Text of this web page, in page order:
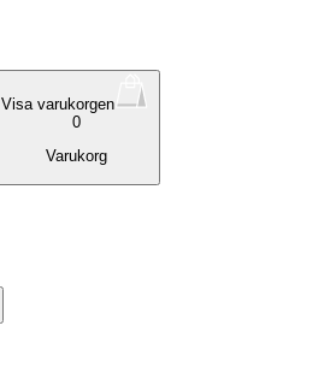
Visa varukorgen
0
Varukorg